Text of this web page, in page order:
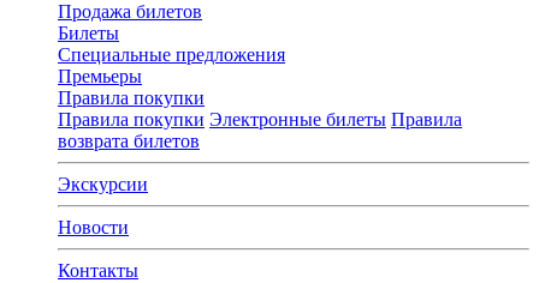
Продажа билетов
Билеты
Специальные предложения
Премьеры
Правила покупки
Правила покупки Электронные билеты Правила
возврата билетов
Экскурсии
Новости
Контакты